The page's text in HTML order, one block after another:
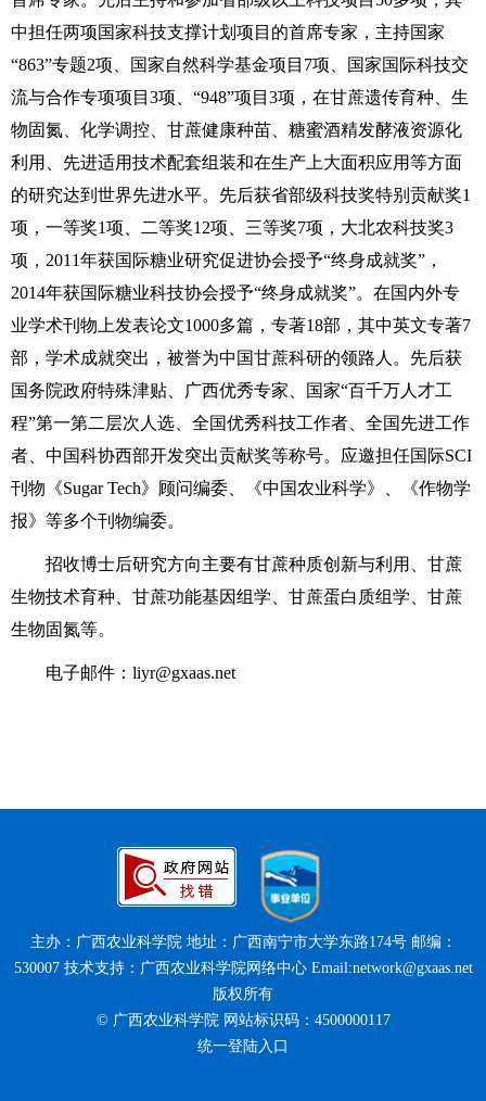
中担任两项国家科技支撑计划项目的首席专家，主持国家
“863”专题2项、国家自然科学基金项目7项、国家国际科技交
流与合作专项项目3项、“948”项目3项，在甘蔗遗传育种、生
物固氮、化学调控、甘蔗健康种苗、糖蜜酒精发酵液资源化
利用、先进适用技术配套组装和在生产上大面积应用等方面
的研究达到世界先进水平。先后获省部级科技奖特别贡献奖1
项，一等奖1项、二等奖12项、三等奖7项，大北农科技奖3
项，2011年获国际糖业研究促进协会授予“终身成就奖”，
2014年获国际糖业科技协会授予“终身成就奖”。在国内外专
业学术刊物上发表论文1000多篇，专著18部，其中英文专著7
部，学术成就突出，被誉为中国甘蔗科研的领路人。先后获
国务院政府特殊津贴、广西优秀专家、国家“百千万人才工
程”第一第二层次人选、全国优秀科技工作者、全国先进工作
者、中国科协西部开发突出贡献奖等称号。应邀担任国际SCI
刊物《Sugar Tech》顾问编委、《中国农业科学》、《作物学
报》等多个刊物编委。
招收博士后研究方向主要有甘蔗种质创新与利用、甘蔗
生物技术育种、甘蔗功能基因组学、甘蔗蛋白质组学、甘蔗
生物固氮等。
电子邮件：liyr@gxaas.net
主办：广西农业科学院 地址：广西南宁市大学东路174号 邮编：
530007 技术支持：广西农业科学院网络中心 Email:network@gxaas.net
版权所有
© 广西农业科学院 网站标识码：4500000117
统一登陆入口